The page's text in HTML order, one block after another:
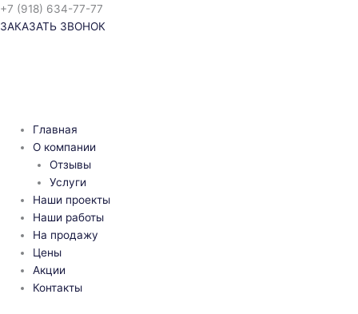
Перейти
к
+7 (918) 634-77-77
ЗАКАЗАТЬ ЗВОНОК
Главная
О компании
Отзывы
Услуги
Наши проекты
Наши работы
На продажу
Цены
Акции
Контакты